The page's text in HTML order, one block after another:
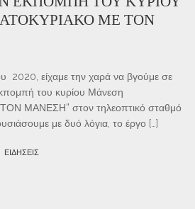
ΜΕ ΤΟΝ
2020, είχαμε την χαρά να βγούμε σε
του κυρίου Μάνεση
ΜΑΝΕΣΗ” στον τηλεοπτικό σταθμό
με δυό λόγια, το έργο […]
ΕΙΔΉΣΕΙΣ